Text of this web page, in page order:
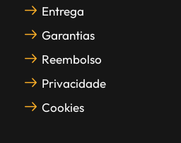
Entrega
Garantias
Reembolso
Privacidade
Cookies